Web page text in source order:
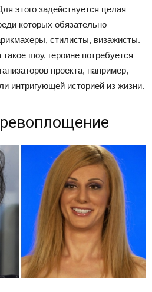
этого задействуется целая
которых обязательно
стилисты, визажисты.
шоу, героине потребуется
проекта, например,
интригующей историей из жизни.